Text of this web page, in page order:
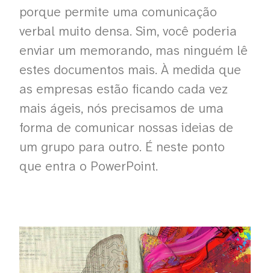
porque permite uma comunicação
verbal muito densa. Sim, você poderia
enviar um memorando, mas ninguém lê
estes documentos mais. À medida que
as empresas estão ficando cada vez
mais ágeis, nós precisamos de uma
forma de comunicar nossas ideias de
um grupo para outro. É neste ponto
que entra o PowerPoint.